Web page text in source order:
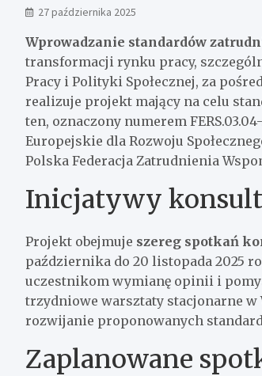
27 października 2025
Wprowadzanie standardów
transformacji rynku pracy,
Pracy i Polityki Społecznej, za
realizuje projekt mający na celu
ten, oznaczony numerem
Europejskie dla Rozwoju
Polska Federacja Zatrudnienia
Inicjatywy
Projekt obejmuje szereg spotkań
października do 20 listopada 2025
uczestnikom wymianę opinii i
trzydniowe warsztaty stacjonarne w
rozwijanie proponowanych
Zaplanowane